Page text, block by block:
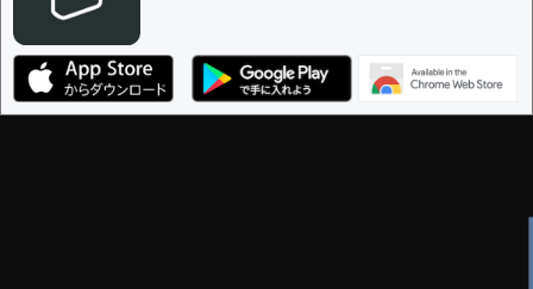
決定に必要な投票数 -
編集ガイドライン